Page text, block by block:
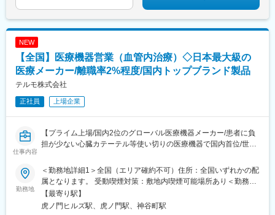
NEW
【全国】医療機器営業（血管内治療）◇日本最大級の
医療メーカー/離職率2%程度/国内トップブランド製品
テルモ株式会社
正社員 上場企業
仕事内容
【プライム上場/国内2位のグローバル医療機器メーカー/患者に負
担が少ない心臓カテーテル等使い切りの医療機器で国内首位/世界
■メインミッション：
担当エリアの病院（主に医師）に対し、当社のインターベンショ
ナルシステムズ事業（血管内治療）にて扱っている製品を提案し
ていただきます。
勤務地
＜勤務地詳細1＞全国（エリア確約不可）住所：全国いずれかの配
属となります。 受動喫煙対策：敷地内喫煙可能場所あり＜勤務地
詳細2＞虎ノ門ヒルズステーションタワー住所：東京都港区虎ノ門
２丁目６－１ 虎ノ門ヒルズ ステーションタワー 受動喫煙対策：
【最寄り駅】
虎ノ門ヒルズ駅、虎ノ門駅、神谷町駅